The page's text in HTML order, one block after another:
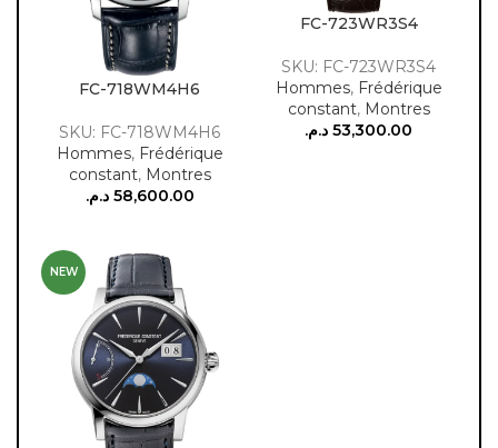
FC-718WM4H6
SKU: FC-718WM4H6
Hommes, Frédérique
constant, Montres
58,600.00 د.م.
FC-723WR3S4
SKU: FC-723WR3S4
Hommes, Frédérique
constant, Montres
53,300.00 د.م.
NEW